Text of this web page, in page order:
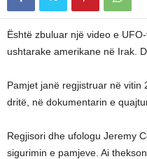
Është zbuluar një video e
ushtarake amerikane në Irak.
Pamjet janë regjistruar në
dritë, në dokumentarin e
Regjisori dhe ufologu Jeremy
sigurimin e pamjeve. Ai